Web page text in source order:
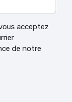
acceptez
de notre